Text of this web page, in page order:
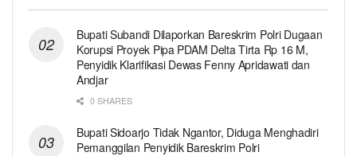
Bupati Subandi Dilaporkan Bareskrim Polri Dugaan
Korupsi Proyek Pipa PDAM Delta Tirta Rp 16 M,
Penyidik Klarifikasi Dewas Fenny Apridawati dan
Andjar
0 SHARES
Bupati Sidoarjo Tidak Ngantor, Diduga Menghadiri
Pemanggilan Penyidik Bareskrim Polri